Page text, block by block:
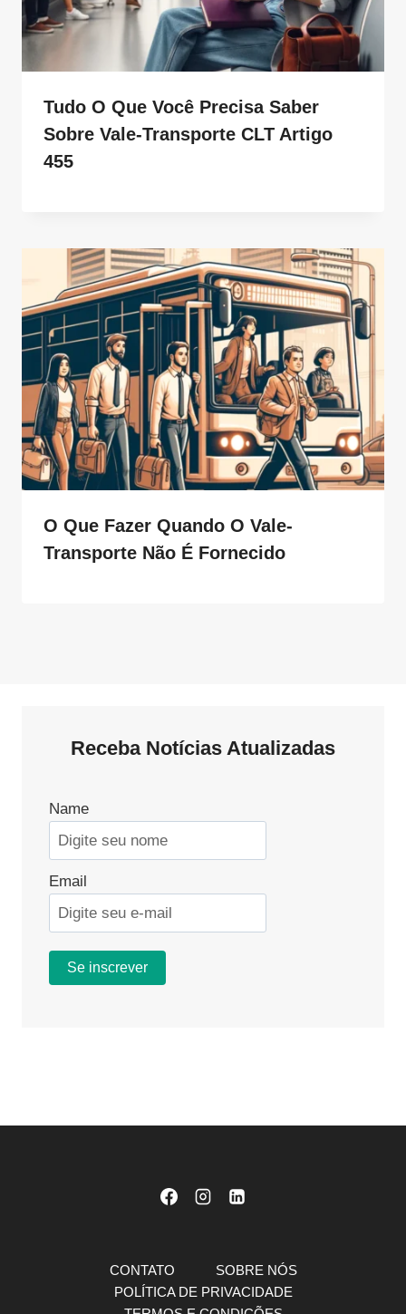
Tudo O Que Você Precisa Saber
Sobre Vale-Transporte CLT Artigo
455
O Que Fazer Quando O Vale-
Transporte Não É Fornecido
Receba Notícias Atualizadas
Name
Email
CONTATO
SOBRE NÓS
POLÍTICA DE PRIVACIDADE